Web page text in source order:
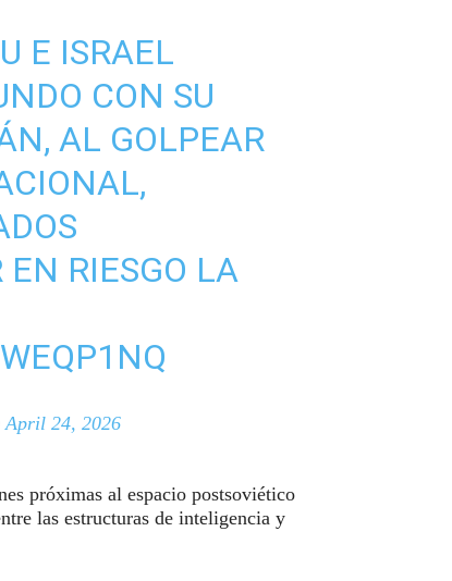
E ISRAEL
CON SU
AL GOLPEAR
EN RIESGO LA
April 24, 2026
próximas al espacio postsoviético
las estructuras de inteligencia y